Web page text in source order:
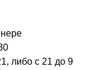
либо с 21 до 9